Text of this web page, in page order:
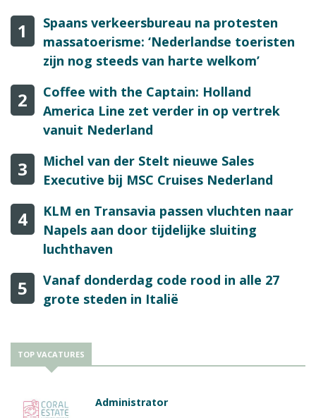
1
Spaans verkeersbureau na protesten
massatoerisme: ‘Nederlandse toeristen
zijn nog steeds van harte welkom’
2
Coffee with the Captain: Holland
America Line zet verder in op vertrek
vanuit Nederland
3
Michel van der Stelt nieuwe Sales
Executive bij MSC Cruises Nederland
4
KLM en Transavia passen vluchten naar
Napels aan door tijdelijke sluiting
luchthaven
5
Vanaf donderdag code rood in alle 27
grote steden in Italië
TOP VACATURES
Administrator